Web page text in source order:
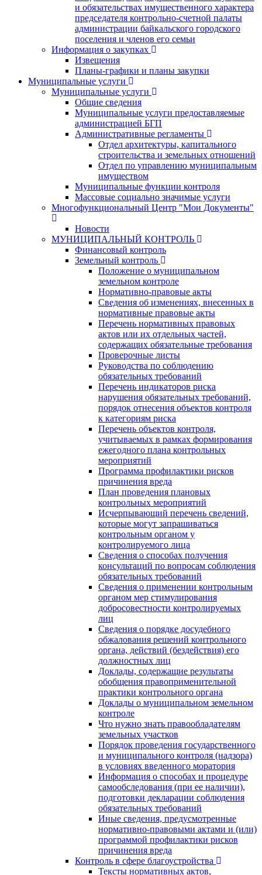
и обязательствах имущественного характера
председателя контрольно-счетной палаты
администрации байкальского городского
поселения и членов его семьи
Информация о закупках
Извещения
Планы-графики и планы закупки
Муниципальные услуги
Муниципальные услуги
Общие сведения
Муниципальные услуги предоставляемые
администрацией БГП
Административные регламенты
Отдел архитектуры, капитального
строительства и земельных отношений
Отдел по управлению муниципальным
имуществом
Муниципальные функции контроля
Массовые социально значимые услуги
Многофункциональный Центр "Мои Документы"
Новости
МУНИЦИПАЛЬНЫЙ КОНТРОЛЬ
Финансовый контроль
Земельный контроль
Положение о муниципальном
земельном контроле
Нормативно-правовые акты
Сведения об изменениях, внесенных в
нормативные правовые акты
Перечень нормативных правовых
актов или их отдельных частей,
содержащих обязательные требования
Проверочные листы
Руководства по соблюдению
обязательных требований
Перечень индикаторов риска
нарушения обязательных требований,
порядок отнесения объектов контроля
к категориям риска
Перечень объектов контроля,
учитываемых в рамках формирования
ежегодного плана контрольных
мероприятий
Программа профилактики рисков
причинения вреда
План проведения плановых
контрольных мероприятий
Исчерпывающий перечень сведений,
которые могут запрашиваться
контрольным органом у
контролируемого лица
Сведения о способах получения
консультаций по вопросам соблюдения
обязательных требований
Сведения о применении контрольным
органом мер стимулирования
добросовестности контролируемых
лиц
Сведения о порядке досудебного
обжалования решений контрольного
органа, действий (бездействия) его
должностных лиц
Доклады, содержащие результаты
обобщения правоприменительной
практики контрольного органа
Доклады о муниципальном земельном
контроле
Что нужно знать правообладателям
земельных участков
Порядок проведения государственного
и муниципального контроля (надзора)
в условиях введенного моратория
Информация о способах и процедуре
самообследования (при ее наличии),
подготовки декларации соблюдения
обязательных требований
Иные сведения, предусмотренные
нормативно-правовыми актами и (или)
программой профилактики рисков
причинения вреда
Контроль в сфере благоустройства
Тексты нормативных актов,